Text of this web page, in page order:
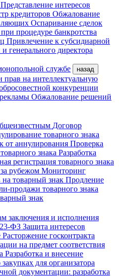
Представление интересов
кредиторов Обжалование
Оспаривание сделок
процедуре банкротства
Привлечение к субсидиарной
генерального директора
службе
назад
на интеллектуальную
конкуренции
Обжалование решений
Договор
товарного знака
от аннулирования Проверка
знака Разработка
регистрация товарного знака
рубежом Мониторинг
товарный знак Продление
продажи товарного знака
знак
заключения и исполнения
ФЗ Защита интересов
Расторжение госконтракта
на предмет соответствия
Разработка и внесение
для организатора
документации: разработка